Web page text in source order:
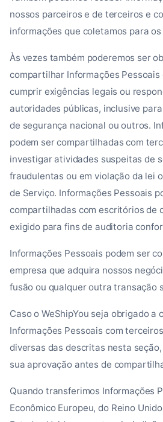
nossos parceiros e de terceiros e
informações que coletamos para
Às vezes também poderemos ser
compartilhar Informações
cumprir exigências legais ou
autoridades públicas, inclusive
de segurança nacional ou outros.
podem ser compartilhadas com
investigar atividades suspeitas de
fraudulentas ou em violação da lei
de Serviço. Informações Pessoais
compartilhadas com escritórios de
exigido para fins de auditoria
Informações Pessoais podem ser
empresa que adquira nossos
fusão ou qualquer outra transação
Caso o WeShipYou seja obrigado a
Informações Pessoais com
diversas das descritas nesta
sua aprovação antes de
Quando transferimos Informações
Econômico Europeu, do Reino